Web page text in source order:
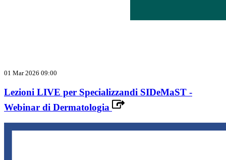
01 Mar 2026 09:00
Lezioni LIVE per Specializzandi SIDeMaST -
Webinar di Dermatologia